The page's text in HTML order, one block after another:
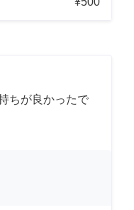
ちが良かったで